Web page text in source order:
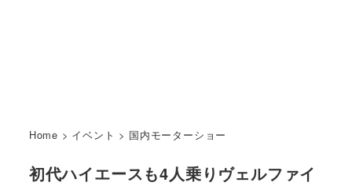
Home > イベント > 国内モーターショー
初代ハイエースも4人乗りヴェルファイ